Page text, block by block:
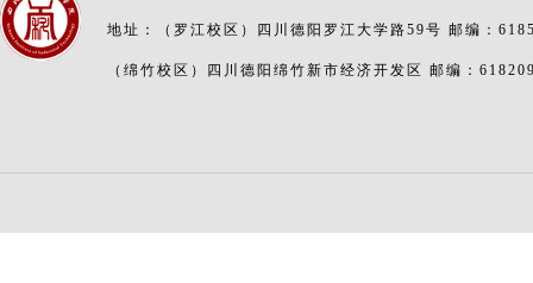
地址：（罗江校区）四川德阳罗江大学路59号 邮编：
（绵竹校区）四川德阳绵竹新市经济开发区 邮编：